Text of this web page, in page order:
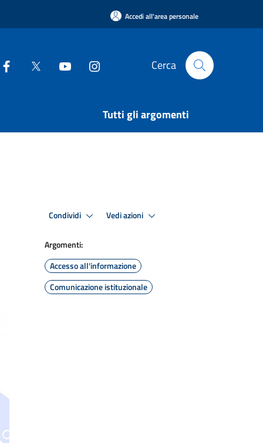
Accedi all'area personale
Cerca
Tutti gli argomenti
Condividi Vedi azioni
Argomenti:
Accesso all'informazione
Comunicazione istituzionale